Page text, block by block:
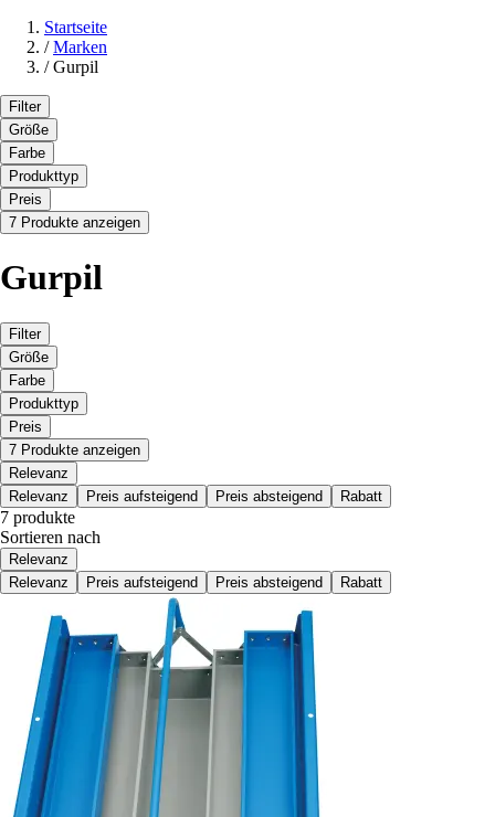
Startseite
/ Marken
/ Gurpil
Filter
Größe
Farbe
Produkttyp
Preis
7 Produkte anzeigen
Gurpil
Filter
Größe
Farbe
Produkttyp
Preis
7 Produkte anzeigen
Relevanz
Relevanz
Preis aufsteigend Preis absteigend Rabatt
7 produkte
Sortieren nach
Relevanz
Relevanz
Preis aufsteigend Preis absteigend Rabatt